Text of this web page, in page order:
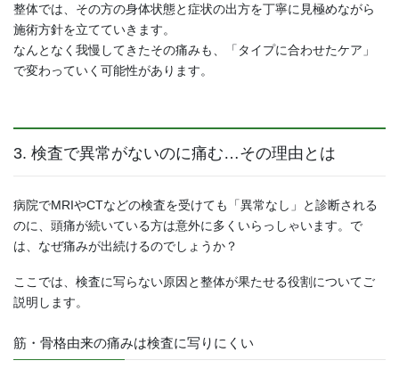
整体では、その方の身体状態と症状の出方を丁寧に見極めながら
施術方針を立てていきます。
なんとなく我慢してきたその痛みも、「タイプに合わせたケア」
で変わっていく可能性があります。
3. 検査で異常がないのに痛む…その理由とは
病院でMRIやCTなどの検査を受けても「異常なし」と診断される
のに、頭痛が続いている方は意外に多くいらっしゃいます。で
は、なぜ痛みが出続けるのでしょうか？
ここでは、検査に写らない原因と整体が果たせる役割についてご
説明します。
筋・骨格由来の痛みは検査に写りにくい